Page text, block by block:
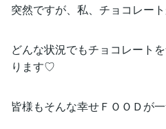
突然ですが、私、チョコレー
どんな状況でもチョコレート
ります♡
皆様もそんな幸せＦＯＯＤが